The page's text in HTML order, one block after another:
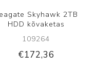
Skyhawk 2TB
HDD kõvaketas
109264
€172,36